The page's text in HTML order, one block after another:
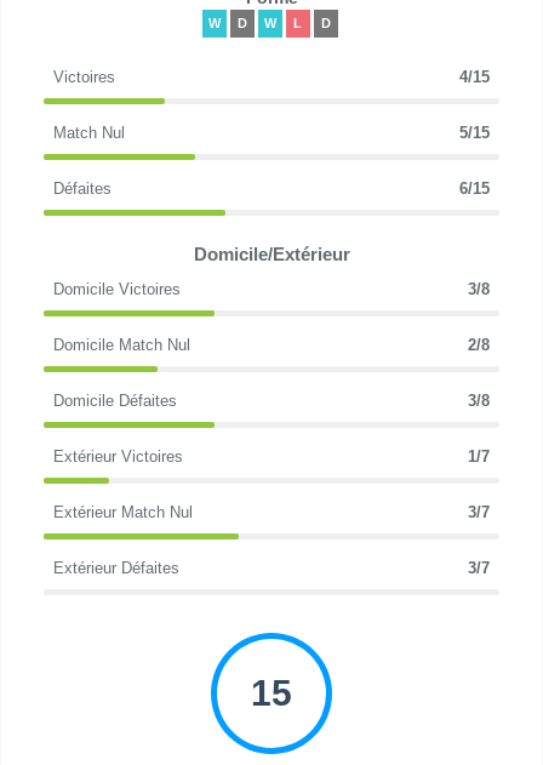
W D W L D
Victoires 4/15
Match Nul 5/15
Défaites 6/15
Domicile/Extérieur
Domicile Victoires 3/8
Domicile Match Nul 2/8
Domicile Défaites 3/8
Extérieur Victoires 1/7
Extérieur Match Nul 3/7
Extérieur Défaites 3/7
15